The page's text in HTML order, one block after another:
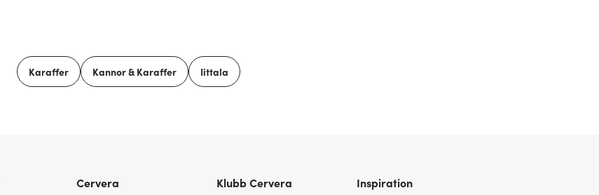
Karaffer Kannor & Karaffer Iittala
Cervera
Klubb Cervera
Inspiration